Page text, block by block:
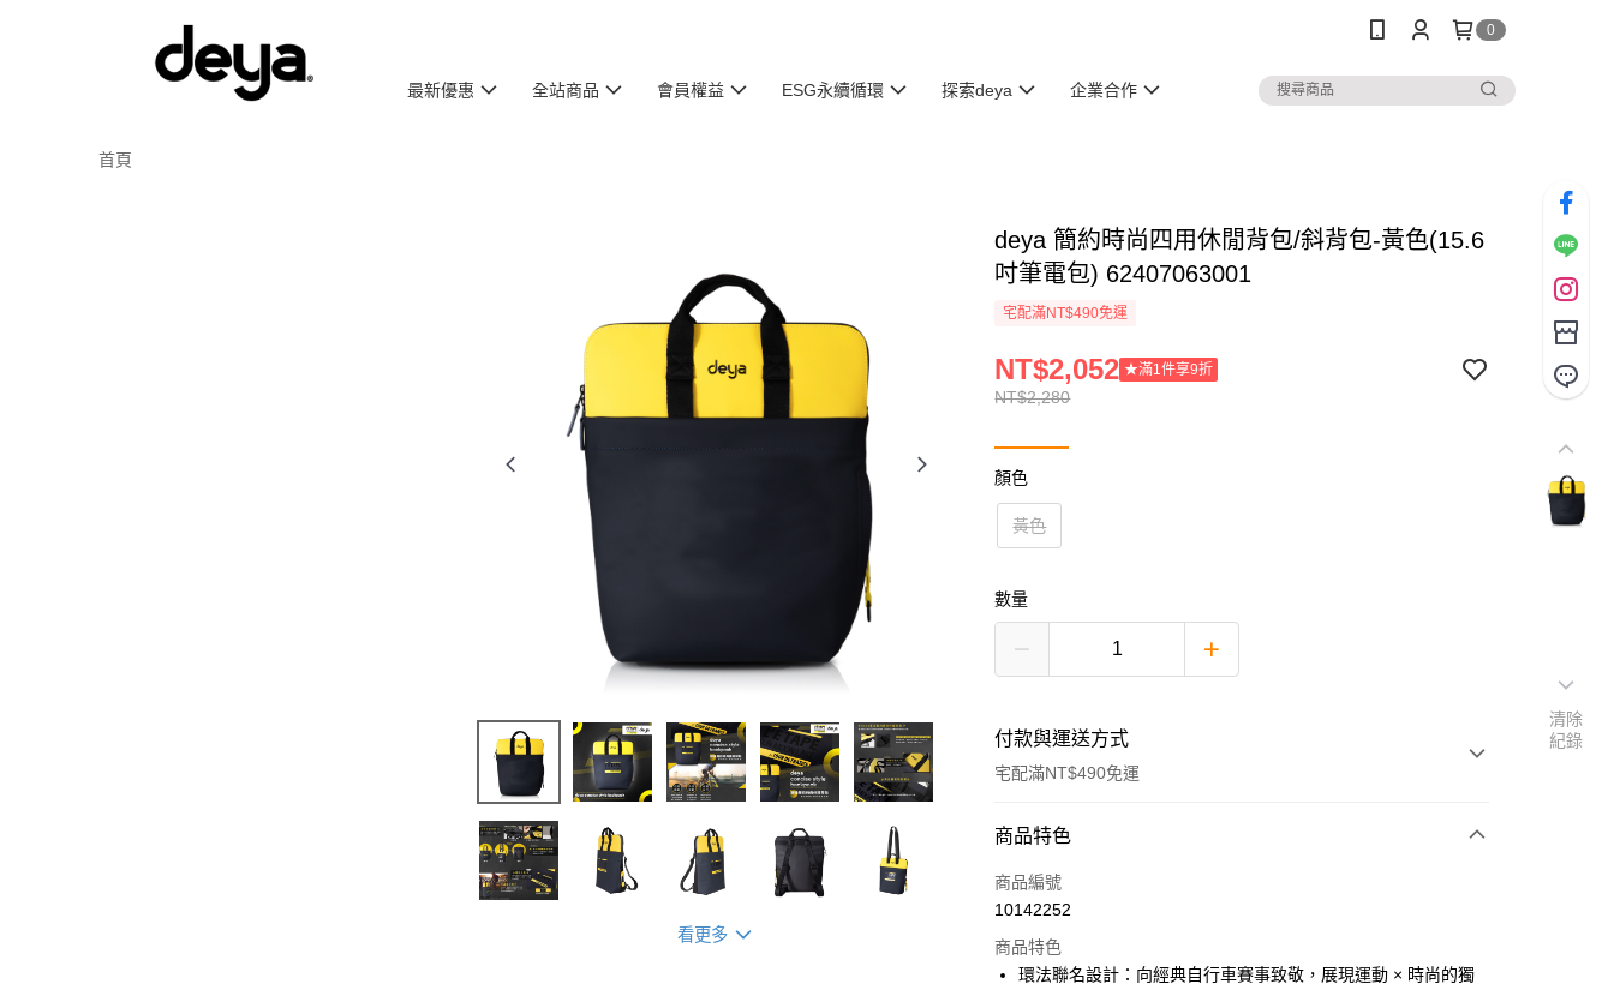
0
最新優惠 全站商品 會員權益 ESG永續循環 探索deya 企業合作
首頁
看更多
deya 簡約時尚四用休閒背包/斜背包-黃色(15.6
吋筆電包) 62407063001
宅配滿NT$490免運
NT$2,280
NT$2,052 ★滿1件享9折
顏色
黃色
數量
付款與運送方式
宅配滿NT$490免運
付款方式
信用卡一次付款
3 期 0 利率 每期 NT$760 21家銀行
商品特色
商品編號
10142252
商品特色
環法聯名設計：向經典自行車賽事致敬，展現運動 × 時尚的獨
清除
紀錄